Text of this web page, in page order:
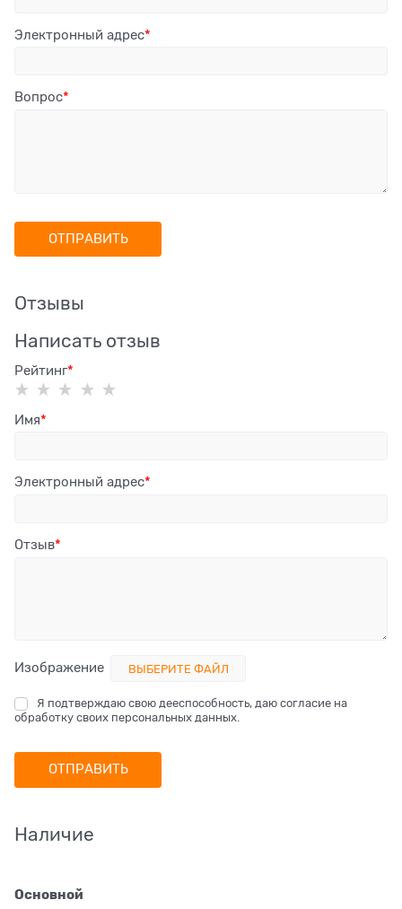
Электронный адрес
Вопрос
Отзывы
Написать отзыв
Рейтинг
Имя
Электронный адрес
Отзыв
Изображение ВЫБЕРИТЕ ФАЙЛ
Я подтверждаю свою дееспособность, даю согласие на
обработку своих персональных данных.
Наличие
Основной